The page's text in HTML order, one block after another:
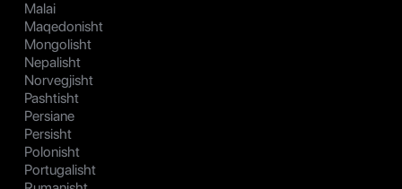
Malai
Maqedonisht
Mongolisht
Nepalisht
Norvegjisht
Pashtisht
Persiane
Persisht
Polonisht
Portugalisht